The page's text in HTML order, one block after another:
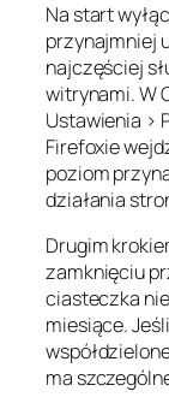
Na start
przynajmniej
najczęściej
witrynami. W
Ustawienia >
Firefoxie
poziom
działania
Drugim
zamknięciu
ciasteczka
miesiące.
ma